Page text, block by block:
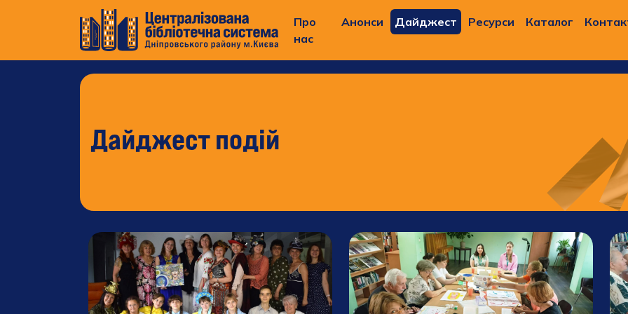
Про
нас
Анонси Дайджест Ресурси Каталог
Дайджест подій